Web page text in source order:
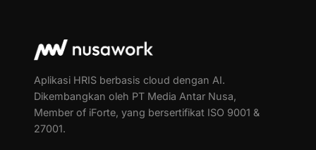
Aplikasi HRIS berbasis cloud dengan AI.
Dikembangkan oleh PT Media Antar Nusa,
Member of iForte, yang bersertifikat ISO 9001 &
27001.